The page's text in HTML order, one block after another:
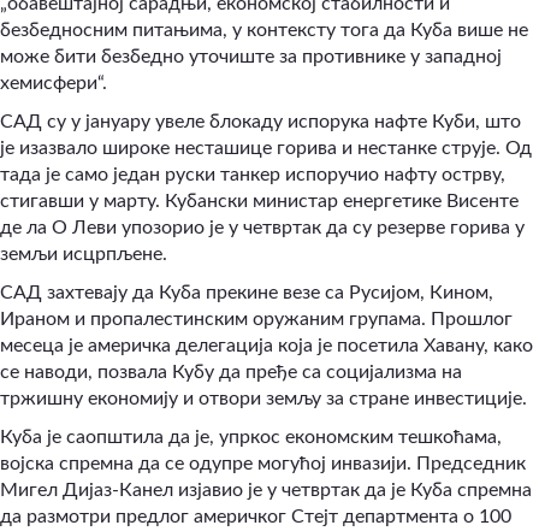
безбедносним питањима, у контексту тога да Куба више не
може бити безбедно уточиште за противнике у западној
хемисфери“.
САД су у јануару увеле блокаду испорука нафте Куби, што
је изазвало широке несташице горива и нестанке струје. Од
тада је само један руски танкер испоручио нафту острву,
стигавши у марту. Кубански министар енергетике Висенте
де ла О Леви упозорио је у четвртак да су резерве горива у
земљи исцрпљене.
САД захтевају да Куба прекине везе са Русијом, Кином,
Ираном и пропалестинским оружаним групама. Прошлог
месеца је америчка делегација која је посетила Хавану, како
се наводи, позвала Кубу да пређе са социјализма на
тржишну економију и отвори земљу за стране инвестиције.
Куба је саопштила да је, упркос економским тешкоћама,
војска спремна да се одупре могућој инвазији. Председник
Мигел Дијаз-Канел изјавио је у четвртак да је Куба спремна
да размотри предлог америчког Стејт департмента о 100